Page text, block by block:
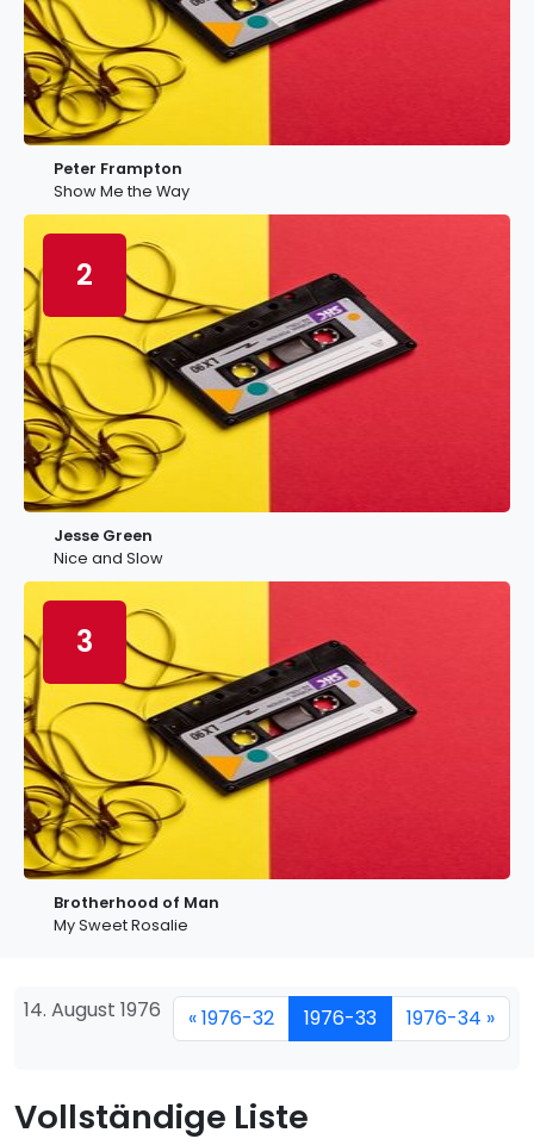
Peter Frampton
Show Me the Way
2
Jesse Green
Nice and Slow
3
Brotherhood of Man
My Sweet Rosalie
14. August 1976 « 1976-32 1976-33 1976-34 »
Vollständige Liste